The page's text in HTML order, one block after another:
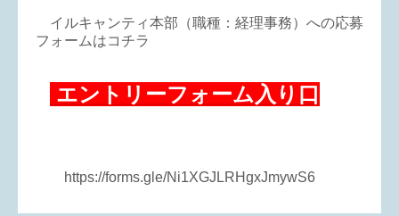
イルキャンティ本部（職種：経理事務）への応募
フォームはコチラ
エントリーフォーム入り口
https://forms.gle/Ni1XGJLRHgxJmywS6